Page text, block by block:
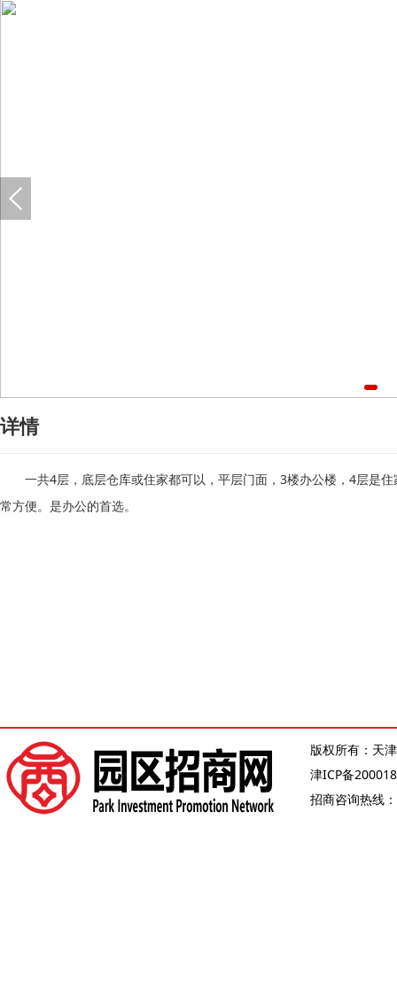
详情
一共4层，底层仓库或住家都可以，平层门面，3楼办公楼，4层是住
常方便。是办公的首选。
版权所有：天
津ICP备
招商咨询热线：